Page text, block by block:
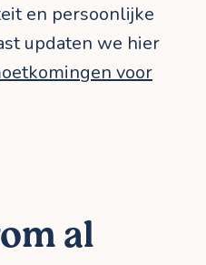
en persoonlijke
updaten we hier
voor
al